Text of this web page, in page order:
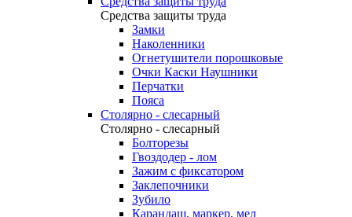
Средства защиты труда
Замки
Наколенники
Огнетушители порошковые
Очки Каски Наушники
Перчатки
Пояса
Столярно - слесарный
Столярно - слесарный
Болторезы
Гвоздодер - лом
Зажим с фиксатором
Заклепочники
Зубило
Карандаш, маркер, мел